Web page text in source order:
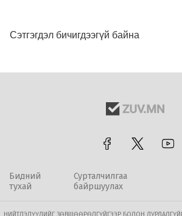
Сэтгэгдэл бичигдээгүй байна
Бидний
тухай
Сурталчилгаа
байршуулах